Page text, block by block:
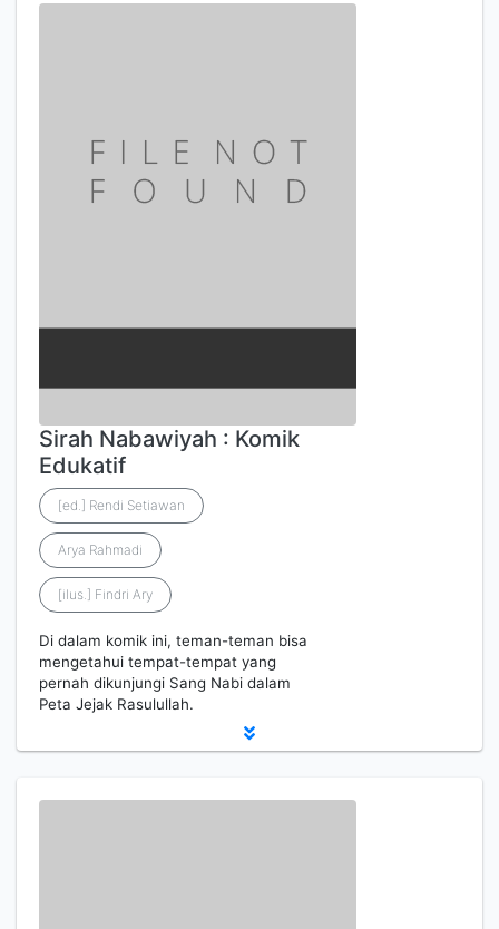
Sirah Nabawiyah : Komik
Edukatif
[ed.] Rendi Setiawan
Arya Rahmadi
[ilus.] Findri Ary
Di dalam komik ini, teman-teman bisa
mengetahui tempat-tempat yang
pernah dikunjungi Sang Nabi dalam
Peta Jejak Rasulullah.